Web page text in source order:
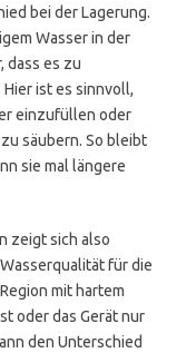
bei der Lagerung.
Wasser in der
dass es zu
ist es sinnvoll,
einzufüllen oder
säubern. So bleibt
sie mal längere
zeigt sich also
für die
mit hartem
oder das Gerät nur
den Unterschied